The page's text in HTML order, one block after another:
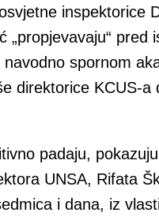
inspektorice
„propjevavaju“ pred
navodno spornom
direktorice KCUS-a
padaju,
UNSA, Rifata
i dana, iz